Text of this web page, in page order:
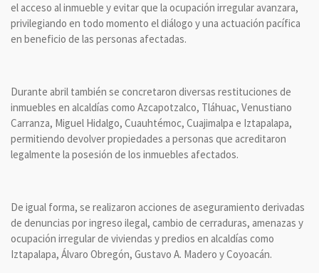
el acceso al inmueble y evitar que la ocupación irregular avanzara,
privilegiando en todo momento el diálogo y una actuación pacífica
en beneficio de las personas afectadas.
Durante abril también se concretaron diversas restituciones de
inmuebles en alcaldías como Azcapotzalco, Tláhuac, Venustiano
Carranza, Miguel Hidalgo, Cuauhtémoc, Cuajimalpa e Iztapalapa,
permitiendo devolver propiedades a personas que acreditaron
legalmente la posesión de los inmuebles afectados.
De igual forma, se realizaron acciones de aseguramiento derivadas
de denuncias por ingreso ilegal, cambio de cerraduras, amenazas y
ocupación irregular de viviendas y predios en alcaldías como
Iztapalapa, Álvaro Obregón, Gustavo A. Madero y Coyoacán.